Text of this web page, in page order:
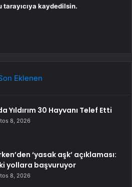
tarayıcıya kaydedilsin.
Eklenen
Yıldırım 30 Hayvanı Telef Etti
8, 2026
‘yasak aşk’ açıklaması:
yollara başvuruyor
8, 2026